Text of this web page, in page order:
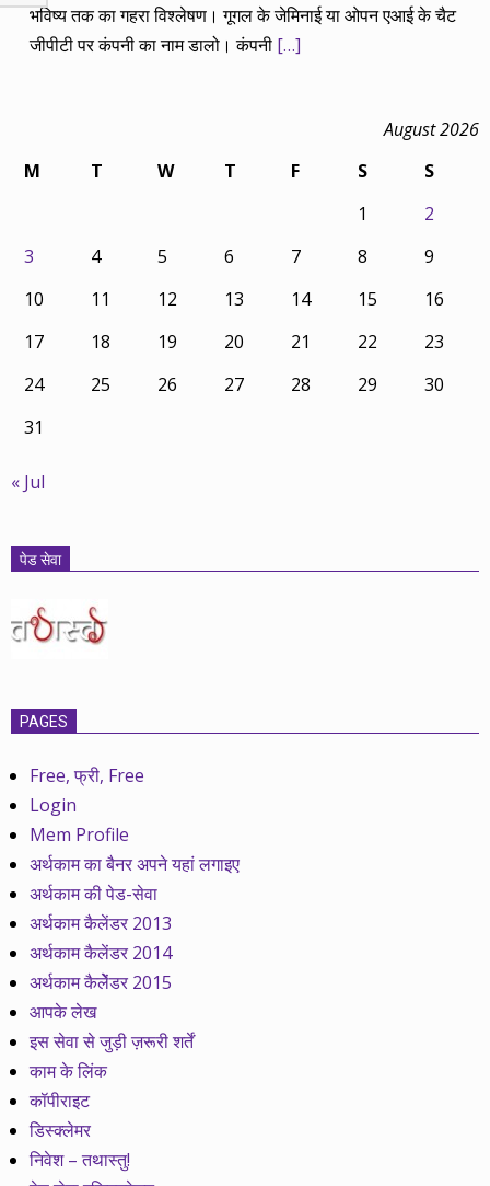
भविष्य तक का गहरा विश्लेषण। गूगल के जेमिनाई या ओपन एआई के चैट
जीपीटी पर कंपनी का नाम डालो। कंपनी […]
August 2026
M
T W T F S
S
1
2
3
4 5 6 7 8
9
10
11 12 13 14 15
16
17
18 19 20 21 22
23
24
25 26 27 28 29
30
31
« Jul
पेड सेवा
PAGES
Free, फ्री, Free
Login
Mem Profile
अर्थकाम का बैनर अपने यहां लगाइए
अर्थकाम की पेड-सेवा
अर्थकाम कैलेंडर 2013
अर्थकाम कैलेंडर 2014
अर्थकाम कैलेेंडर 2015
आपके लेख
इस सेवा से जुड़ी ज़रूरी शर्तें
काम के लिंक
कॉपीराइट
डिस्क्लेमर
निवेश – तथास्तु!